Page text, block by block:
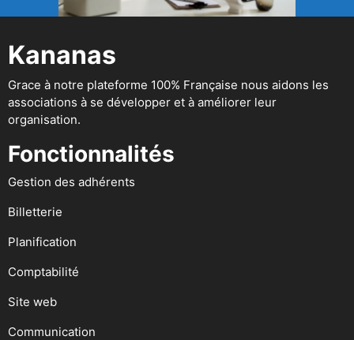
Kananas
Grace à notre plateforme 100% Française nous aidons les
associations à se développer et à améliorer leur
organisation.
Fonctionnalités
Gestion des adhérents
Billetterie
Planification
Comptabilité
Site web
Communication